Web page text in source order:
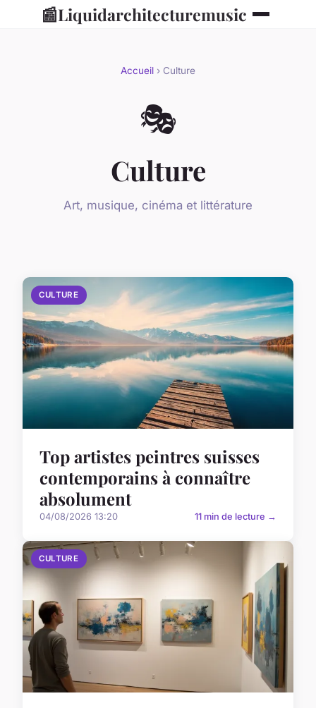
📰Liquidarchitecturemusic
Accueil › Culture
🎭
Culture
Art, musique, cinéma et littérature
CULTURE
Top artistes peintres suisses
contemporains à connaître
absolument
04/08/2026 13:20 11 min de lecture →
CULTURE